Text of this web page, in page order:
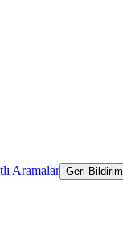
Aramalar Geri Bildirim